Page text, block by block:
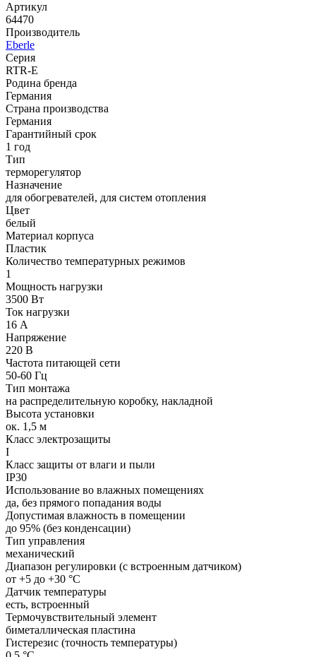
Артикул
64470
Производитель
Eberle
Серия
RTR-E
Родина бренда
Германия
Страна производства
Германия
Гарантийный срок
1 год
Тип
терморегулятор
Назначение
для обогревателей, для систем отопления
Цвет
белый
Материал корпуса
Пластик
Количество температурных режимов
1
Мощность нагрузки
3500 Вт
Ток нагрузки
16 А
Напряжение
220 В
Частота питающей сети
50-60 Гц
Тип монтажа
на распределительную коробку, накладной
Высота установки
ок. 1,5 м
Класс электрозащиты
I
Класс защиты от влаги и пыли
IP30
Использование во влажных помещениях
да, без прямого попадания воды
Допустимая влажность в помещении
до 95% (без конденсации)
Тип управления
механический
Диапазон регулировки (с встроенным датчиком)
от +5 до +30 °С
Датчик температуры
есть, встроенный
Термочувствительный элемент
биметаллическая пластина
Гистерезис (точность температуры)